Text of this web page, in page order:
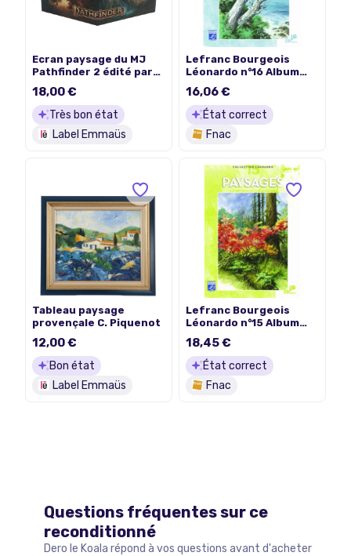
Ecran paysage du MJ
Pathfinder 2 édité par
18,00 €
Très bon état
Label Emmaüs
Lefranc Bourgeois
Léonardo n°16 Album
16,06 €
État correct
Fnac
Tableau paysage
provençale C. Piquenot
12,00 €
Bon état
Label Emmaüs
Lefranc Bourgeois
Léonardo n°15 Album
18,45 €
État correct
Fnac
Questions fréquentes sur ce
reconditionné
Dero le Koala répond à vos questions avant d'acheter